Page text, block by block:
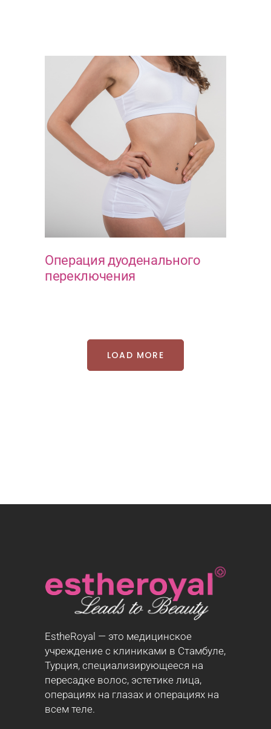
Операция дуоденального
переключения
LOAD MORE
EstheRoyal — это медицинское
учреждение с клиниками в Стамбуле,
Турция, специализирующееся на
пересадке волос, эстетике лица,
операциях на глазах и операциях на
всем теле.